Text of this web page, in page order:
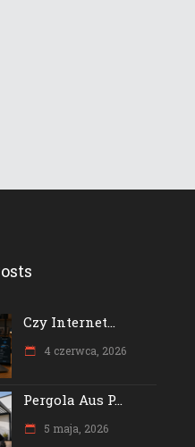
Czy Internet...
4 czerwca, 2026
Pergola Aus P...
5 maja, 2026